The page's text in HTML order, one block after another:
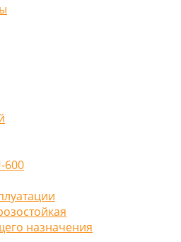
600
назначения